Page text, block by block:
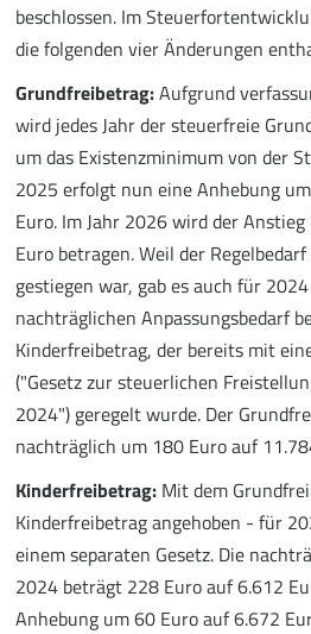
beschlossen. Im
die folgenden vier Änderungen
Grundfreibetrag:Aufgrund
wird jedes Jahr der steuerfreie
um das Existenzminimum von der
2025 erfolgt nun eine Anhebung
Euro. Im Jahr 2026 wird der
Euro betragen. Weil der
gestiegen war, gab es auch für
nachträglichen Anpassungsbedarf
Kinderfreibetrag, der bereits mit
("Gesetz zur steuerlichen
2024") geregelt wurde. Der
nachträglich um 180 Euro auf
Kinderfreibetrag: Mit dem
Kinderfreibetrag angehoben - für
einem separaten Gesetz. Die
2024 beträgt 228 Euro auf 6.612
Anhebung um 60 Euro auf 6.672